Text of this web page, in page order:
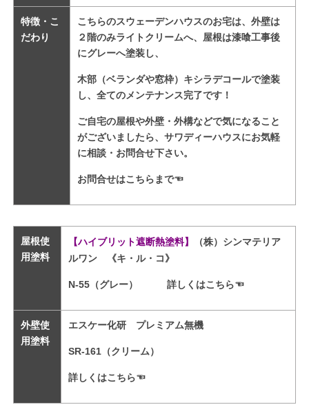
特徴・こ
だわり
こちらのスウェーデンハウスのお宅は、外壁は
２階のみライトクリームへ、 屋根は漆喰工事後
にグレーへ塗装し、
木部（ベランダや窓枠）キシラデコールで塗装
し、全てのメンテナンス完了です！
ご自宅の屋根や外壁・外構などで気になること
がございましたら、サワディーハウスにお気軽
に相談・お問合せ下さい。
お問合せはこちらまで☜
屋根使
用塗料
【ハイブリット遮断熱塗料】
（株）シンマテリア
ルワン 《キ・ル・コ》
N-55（グレー） 詳しくはこちら☜
外壁使
用塗料
エスケー化研 プレミアム無機
SR-161（クリーム）
詳しくはこちら☜